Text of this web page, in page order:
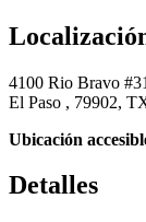
4100 Rio Bravo
El Paso , 79902,
Ubicación
Detalles